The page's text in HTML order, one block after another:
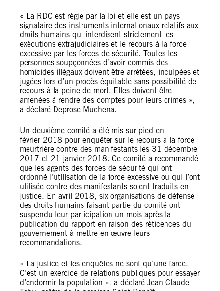
« La RDC est régie par la loi et elle est un pays
signataire des instruments internationaux relatifs aux
droits humains qui interdisent strictement les
exécutions extrajudiciaires et le recours à la force
excessive par les forces de sécurité. Toutes les
personnes soupçonnées d’avoir commis des
homicides illégaux doivent être arrêtées, inculpées et
jugées lors d’un procès équitable sans possibilité de
recours à la peine de mort. Elles doivent être
amenées à rendre des comptes pour leurs crimes »,
a déclaré Deprose Muchena.
Un deuxième comité a été mis sur pied en
février 2018 pour enquêter sur le recours à la force
meurtrière contre des manifestants les 31 décembre
2017 et 21 janvier 2018. Ce comité a recommandé
que les agents des forces de sécurité qui ont
ordonné l’utilisation de la force excessive ou qui l’ont
utilisée contre des manifestants soient traduits en
justice. En avril 2018, six organisations de défense
des droits humains faisant partie du comité ont
suspendu leur participation un mois après la
publication du rapport en raison des réticences du
gouvernement à mettre en œuvre leurs
recommandations.
« La justice et les enquêtes ne sont qu’une farce.
C’est un exercice de relations publiques pour essayer
d’endormir la population », a déclaré Jean-Claude